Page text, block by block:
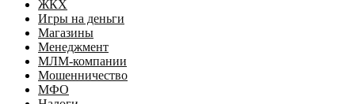
ЖКХ
Игры на деньги
Магазины
Менеджмент
МЛМ-компании
Мошенничество
МФО